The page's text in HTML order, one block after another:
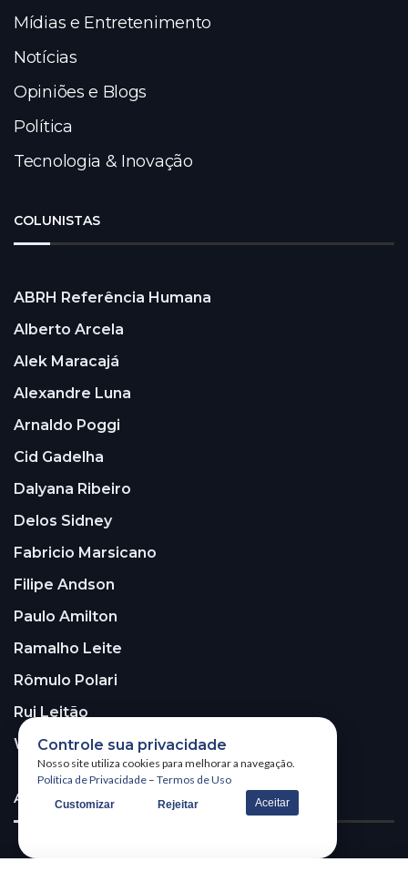
Mídias e Entretenimento
Notícias
Opiniões e Blogs
Política
Tecnologia & Inovação
COLUNISTAS
ABRH Referência Humana
Alberto Arcela
Alek Maracajá
Alexandre Luna
Arnaldo Poggi
Cid Gadelha
Dalyana Ribeiro
Delos Sidney
Fabricio Marsicano
Filipe Andson
Paulo Amilton
Ramalho Leite
Rômulo Polari
Rui Leitão
Walter Santos
ASSINE A NOSSA NEWSLETTER!
Controle sua privacidade
Nosso site utiliza cookies para melhorar a navegação.
Política de Privacidade – Termos de Uso
Customizar Rejeitar Aceitar